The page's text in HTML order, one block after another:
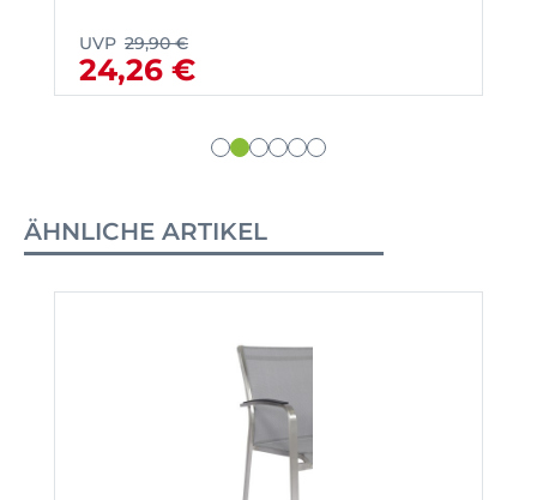
UVP 29,90 €
24,26 €
ÄHNLICHE ARTIKEL